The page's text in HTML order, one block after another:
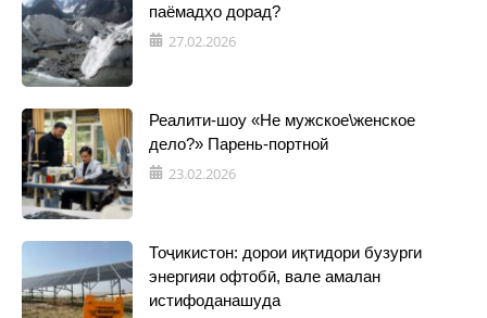
паёмадҳо дорад?
27.02.2026
Реалити-шоу «Не мужское\женское
дело?» Парень-портной
23.02.2026
Тоҷикистон: дорои иқтидори бузурги
энергияи офтобӣ, вале амалан
истифоданашуда